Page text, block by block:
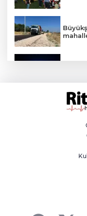
Aslı